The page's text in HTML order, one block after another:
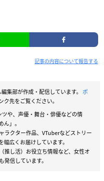
記事の内容について報告する
集部が作成・配信しています。 ポ
ク先をご覧ください。
や、声優・舞台・俳優などの情
」。
ラクター作品、VTuberなどストリー
広くお届けしています。
推し活）お役立ち情報など、女性オ
信しています。